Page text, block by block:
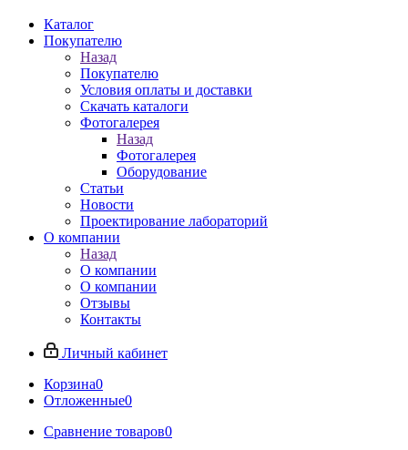
Каталог
Покупателю
Назад
Покупателю
Условия оплаты и доставки
Скачать каталоги
Фотогалерея
Назад
Фотогалерея
Оборудование
Статьи
Новости
Проектирование лабораторий
О компании
Назад
О компании
О компании
Отзывы
Контакты
Личный кабинет
Корзина0
Отложенные0
Сравнение товаров0